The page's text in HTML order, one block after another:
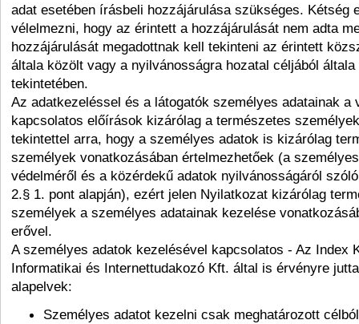
adat esetében írásbeli hozzájárulása szükséges. Kétség
vélelmezni, hogy az érintett a hozzájárulását nem adta
hozzájárulását megadottnak kell tekinteni az érintett
általa közölt vagy a nyilvánosságra hozatal céljából általa
tekintetében.
Az adatkezeléssel és a látogatók személyes adatainak a
kapcsolatos előírások kizárólag a természetes
tekintettel arra, hogy a személyes adatok is kizárólag
személyek vonatkozásában értelmezhetőek (a
védelméről és a közérdekű adatok nyilvánosságáról
2.§ 1. pont alapján), ezért jelen Nyilatkozat kizárólag
személyek a személyes adatainak kezelése
erővel.
A személyes adatok kezelésével kapcsolatos - Az Index
Informatikai és Internettudakozó Kft. által is érvényre
alapelvek:
Személyes adatot kezelni csak meghatározott